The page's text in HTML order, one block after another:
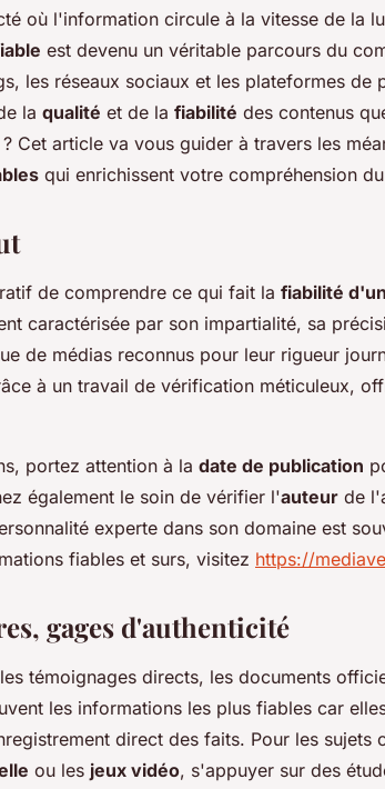
où l'information circule à la vitesse de la
est devenu un véritable parcours du
les réseaux sociaux et les plateformes de
la qualité et de la fiabilité des contenus
Cet article va vous guider à travers les
qui enrichissent votre compréhension
de comprendre ce qui fait la fiabilité
caractérisée par son impartialité, sa
de médias reconnus pour leur rigueur
à un travail de vérification méticuleux,
portez attention à la date de publication
également le soin de vérifier l'auteur de
experte dans son domaine est
fiables et surs, visitez https://
gages d'authenticité
témoignages directs, les documents
les informations les plus fiables car
direct des faits. Pour les sujets
ou les jeux vidéo, s'appuyer sur des